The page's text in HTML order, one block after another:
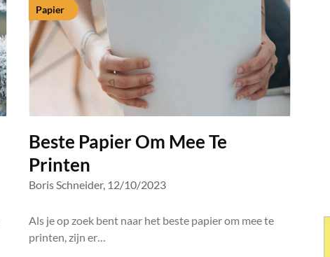
Papier
Beste Papier Om Mee Te
Printen
Boris Schneider, 12/10/2023
Als je op zoek bent naar het beste papier om mee te
printen, zijn er…